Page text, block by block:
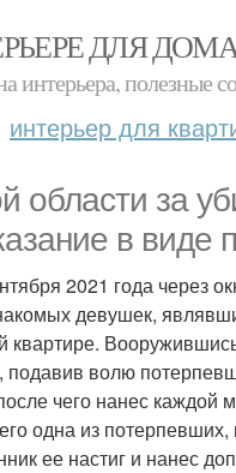
ДЛЯ
интерьера, полезные
интерьер для
области за
в
2021 года через
девушек,
подавив волю
чего нанес
одна из
ее настиг и нанес